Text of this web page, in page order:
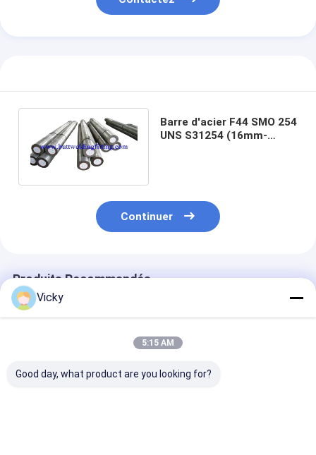
Barre d'acier F44 SMO 254
UNS S31254 (16mm-
Continuer
Produits Recommandés
Vicky
5:15 AM
Good day, what product are you looking for?